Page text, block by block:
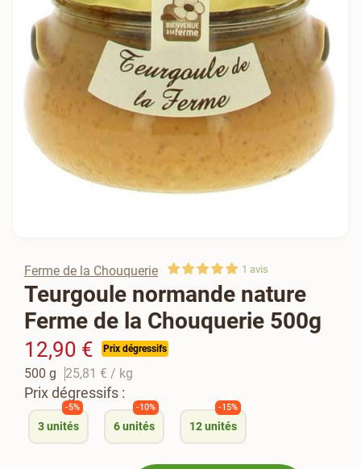
Ferme de la Chouquerie 1 avis
Teurgoule normande nature
Ferme de la Chouquerie 500g
12,90 € Prix dégressifs
500 g 25,81 € / kg
Prix dégressifs :
3unités
-5%
6unités
-10%
12 unités
-15%